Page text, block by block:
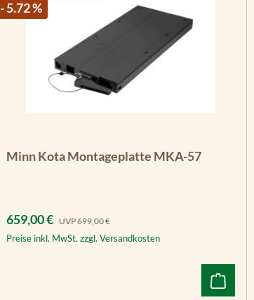
- 5.72 %
Minn Kota Montageplatte MKA-57
Verkaufspreis:
659,00 € UVP Regulärer Preis:
699,00 €
Preise inkl. MwSt. zzgl. Versandkosten